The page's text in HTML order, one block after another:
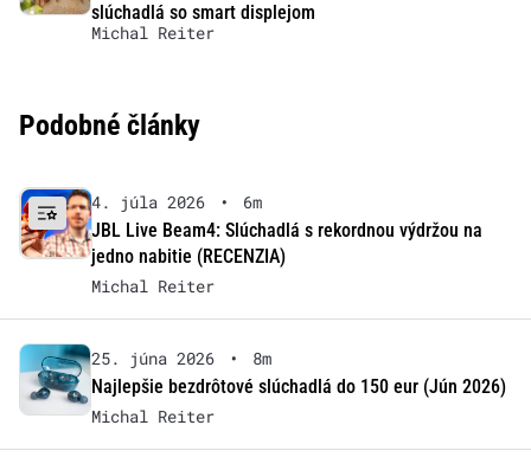
slúchadlá so smart displejom
Michal Reiter
Podobné články
4. júla 2026 •
6m
JBL Live Beam4: Slúchadlá s rekordnou výdržou na
jedno nabitie (RECENZIA)
Michal Reiter
25. júna 2026 •
8m
Najlepšie bezdrôtové slúchadlá do 150 eur (Jún 2026)
Michal Reiter